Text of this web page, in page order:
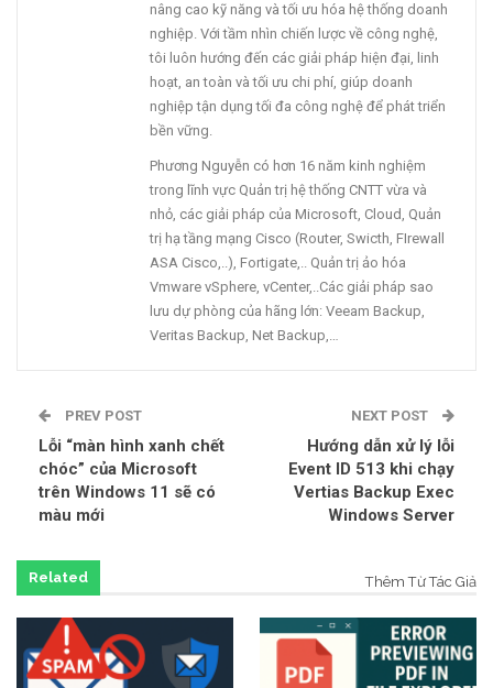
nâng cao kỹ năng và tối ưu hóa hệ thống doanh
nghiệp. Với tầm nhìn chiến lược về công nghệ,
tôi luôn hướng đến các giải pháp hiện đại, linh
hoạt, an toàn và tối ưu chi phí, giúp doanh
nghiệp tận dụng tối đa công nghệ để phát triển
bền vững.
Phương Nguyễn có hơn 16 năm kinh nghiệm
trong lĩnh vực Quản trị hệ thống CNTT vừa và
nhỏ, các giải pháp của Microsoft, Cloud, Quản
trị hạ tầng mạng Cisco (Router, Swicth, FIrewall
ASA Cisco,..), Fortigate,.. Quản trị ảo hóa
Vmware vSphere, vCenter,..Các giải pháp sao
lưu dự phòng của hãng lớn: Veeam Backup,
Veritas Backup, Net Backup,…
PREV POST
Lỗi “màn hình xanh chết
chóc” của Microsoft
trên Windows 11 sẽ có
màu mới
NEXT POST
Hướng dẫn xử lý lỗi
Event ID 513 khi chạy
Vertias Backup Exec
Windows Server
Related Thêm Từ Tác Giả